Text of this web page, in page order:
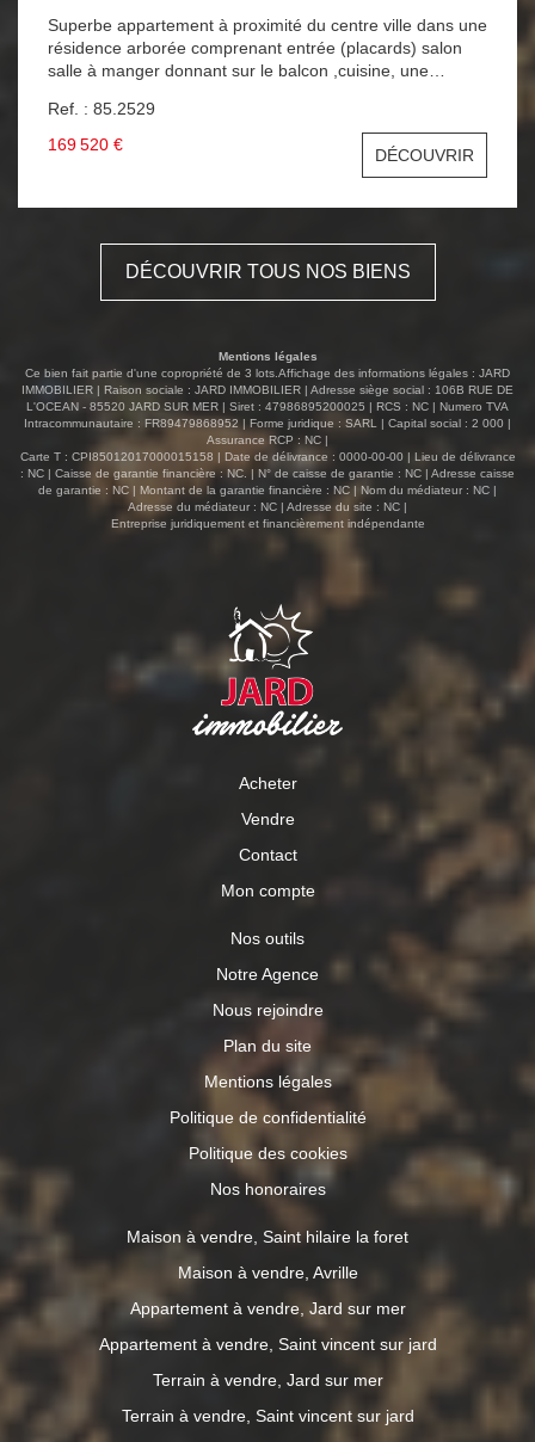
Superbe appartement à proximité du centre ville dans une
résidence arborée comprenant entrée (placards) salon
salle à manger donnant sur le balcon ,cuisine, une
cave. A SAISIR !!!
Ref. : 85.2529
169 520 €
DÉCOUVRIR
DÉCOUVRIR TOUS NOS BIENS
Mentions légales
Ce bien fait partie d'une copropriété de 3 lots.Affichage des informations légales : JARD
IMMOBILIER | Raison sociale : JARD IMMOBILIER | Adresse siège social : 106B RUE DE
L'OCEAN - 85520 JARD SUR MER | Siret : 47986895200025 | RCS : NC | Numero TVA
Intracommunautaire : FR89479868952 | Forme juridique : SARL | Capital social : 2 000 |
Assurance RCP : NC |
Carte T : CPI85012017000015158 | Date de délivrance : 0000-00-00 | Lieu de délivrance
: NC | Caisse de garantie financière : NC. | N° de caisse de garantie : NC | Adresse caisse
de garantie : NC | Montant de la garantie financière : NC | Nom du médiateur : NC |
Adresse du médiateur : NC | Adresse du site : NC |
Entreprise juridiquement et financièrement indépendante
Acheter
Vendre
Contact
Mon compte
Nos outils
Notre Agence
Nous rejoindre
Plan du site
Mentions légales
Politique de confidentialité
Politique des cookies
Nos honoraires
Maison à vendre, Saint hilaire la foret
Maison à vendre, Avrille
Appartement à vendre, Jard sur mer
Appartement à vendre, Saint vincent sur jard
Terrain à vendre, Jard sur mer
Terrain à vendre, Saint vincent sur jard